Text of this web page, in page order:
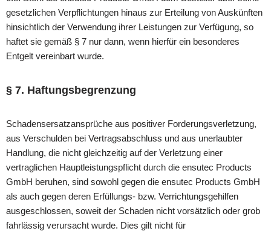
gesetzlichen Verpflichtungen hinaus zur Erteilung von Auskünften
hinsichtlich der Verwendung ihrer Leistungen zur Verfügung, so
haftet sie gemäß § 7 nur dann, wenn hierfür ein besonderes
Entgelt vereinbart wurde.
§ 7. Haftungsbegrenzung
Schadensersatzansprüche aus positiver Forderungsverletzung,
aus Verschulden bei Vertragsabschluss und aus unerlaubter
Handlung, die nicht gleichzeitig auf der Verletzung einer
vertraglichen Hauptleistungspflicht durch die ensutec Products
GmbH beruhen, sind sowohl gegen die ensutec Products GmbH
als auch gegen deren Erfüllungs- bzw. Verrichtungsgehilfen
ausgeschlossen, soweit der Schaden nicht vorsätzlich oder grob
fahrlässig verursacht wurde. Dies gilt nicht für